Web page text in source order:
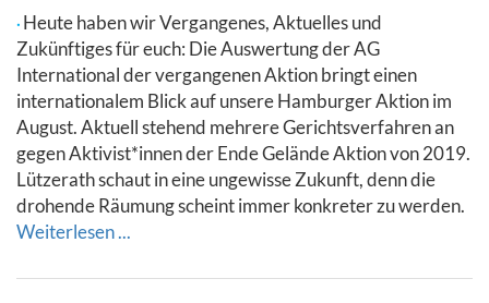
Heute haben wir Vergangenes, Aktuelles und
Zukünftiges für euch: Die Auswertung der AG
International der vergangenen Aktion bringt einen
internationalem Blick auf unsere Hamburger Aktion im
August. Aktuell stehend mehrere Gerichtsverfahren an
gegen Aktivist*innen der Ende Gelände Aktion von 2019.
Lützerath schaut in eine ungewisse Zukunft, denn die
drohende Räumung scheint immer konkreter zu werden.
Weiterlesen ...